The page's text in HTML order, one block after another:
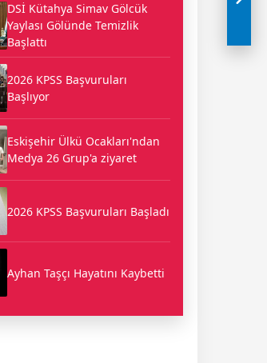
DSİ Kütahya Simav Gölcük
Yaylası Gölünde Temizlik
Başlattı
2026 KPSS Başvuruları
Başlıyor
Eskişehir Ülkü Ocakları'ndan
Medya 26 Grup'a ziyaret
2026 KPSS Başvuruları Başladı
Ayhan Taşçı Hayatını Kaybetti